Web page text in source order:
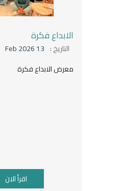
الابداع فكرة
التاريخ : 13 Feb 2026
معرض الابداع فكرة
اقرأ الان